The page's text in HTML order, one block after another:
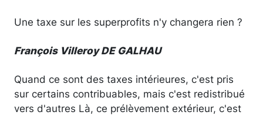
Une taxe sur les superprofits n'y changera rien ?
François Villeroy DE GALHAU
Quand ce sont des taxes intérieures, c'est pris
sur certains contribuables, mais c'est redistribué
vers d'autres Là, ce prélèvement extérieur, c'est